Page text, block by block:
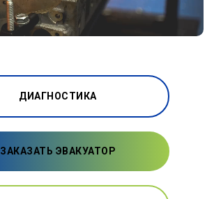
ДИАГНОСТИКА
ЗАКАЗАТЬ ЭВАКУАТОР